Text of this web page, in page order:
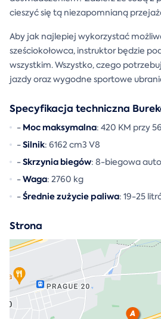
cieszyć się tą niezapomnianą
Aby jak najlepiej wykorzystać
sześciokołowca, instruktor będzie
wszystkim. Wszystko, czego
jazdy oraz wygodne sportowe
Specyfikacja techniczna
- Moc maksymalna: 420 KM przy
-Silnik: 6162 cm3 V8
-Skrzynia biegów: 8-biegowa
-Waga: 2760 kg
-Średnie zużycie paliwa: 19-25
Strona